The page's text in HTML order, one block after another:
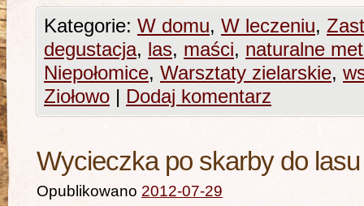
Kategorie: W domu, W leczeniu,
degustacja, las, maści, naturalne
Niepołomice, Warsztaty zielarskie,
Ziołowo | Dodaj komentarz
Wycieczka po skarby do
Opublikowano 2012-07-29